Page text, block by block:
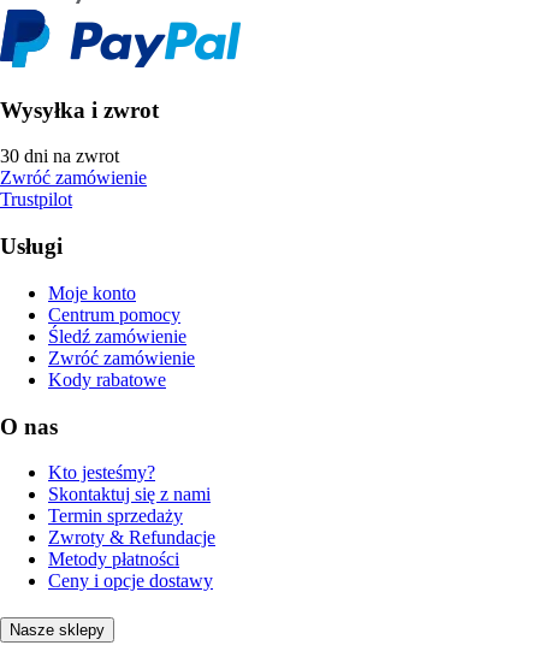
Wysyłka i zwrot
30 dni na zwrot
Zwróć zamówienie
Trustpilot
Usługi
Moje konto
Centrum pomocy
Śledź zamówienie
Zwróć zamówienie
Kody rabatowe
O nas
Kto jesteśmy?
Skontaktuj się z nami
Termin sprzedaży
Zwroty & Refundacje
Metody płatności
Ceny i opcje dostawy
Nasze sklepy